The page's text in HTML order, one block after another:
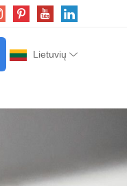
Lietuvių